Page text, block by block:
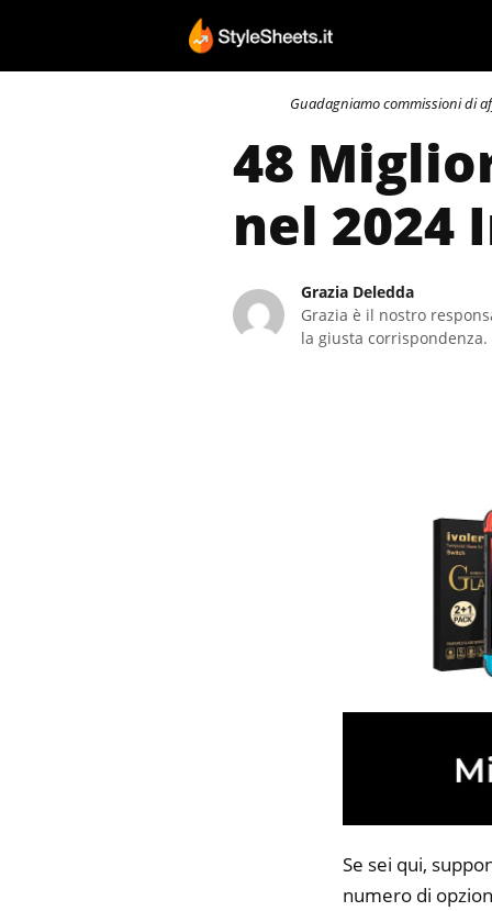
contenuto
Guadagniamo commissioni di
48
nel 2024
Grazia Deledda
Grazia è il nostro
la giusta
Se sei qui,
numero di